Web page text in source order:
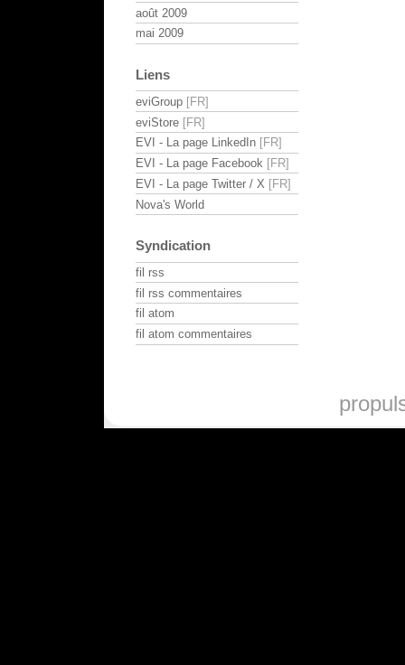
août 2009
mai 2009
Liens
eviGroup
eviStore
EVI - La page LinkedIn
EVI - La page Facebook
EVI - La page Twitter / X
Nova's World
Syndication
fil rss
fil rss commentaires
fil atom
fil atom commentaires